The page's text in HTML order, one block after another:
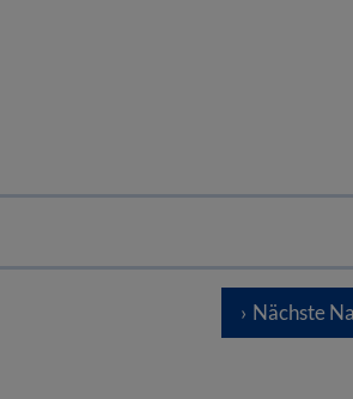
Nächste